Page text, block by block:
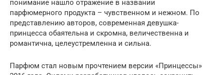
понимание нашло отражение в названии
парфюмерного продукта – чувственном и нежном. По
представлению авторов, современная девушка-
принцесса обаятельна и скромна, величественна и
романтична, целеустремленна и сильна.
Парфюм стал новым прочтением версии «Принцессы»